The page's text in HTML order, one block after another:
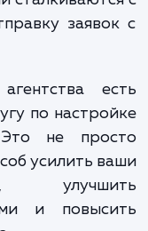
с
отправку
агентства
по